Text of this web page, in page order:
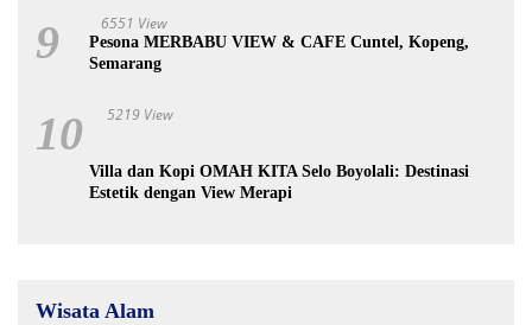
9 6551 View
Pesona MERBABU VIEW & CAFE Cuntel, Kopeng,
Semarang
10 5219 View
Villa dan Kopi OMAH KITA Selo Boyolali: Destinasi
Estetik dengan View Merapi
Wisata Alam